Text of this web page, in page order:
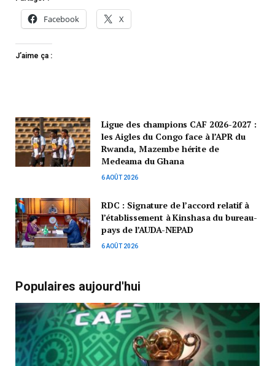
Facebook X
J’aime ça :
Ligue des champions CAF 2026-2027 :
les Aigles du Congo face à l’APR du
Rwanda, Mazembe hérite de
Medeama du Ghana
6 AOÛT 2026
RDC : Signature de l’accord relatif à
l’établissement à Kinshasa du bureau-
pays de l’AUDA-NEPAD
6 AOÛT 2026
Populaires aujourd'hui